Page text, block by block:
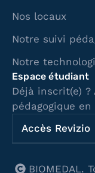
Nos locaux
Notre suivi
Notre
Espace étudiant
Déjà inscrit(e)
pédagogique
Accès Revizio
BIOMEDAL.